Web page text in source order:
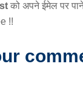
को अपने ईमेल पर
!!